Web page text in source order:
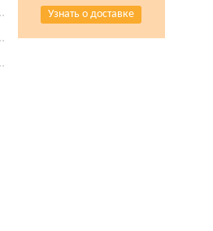
Узнать о доставке